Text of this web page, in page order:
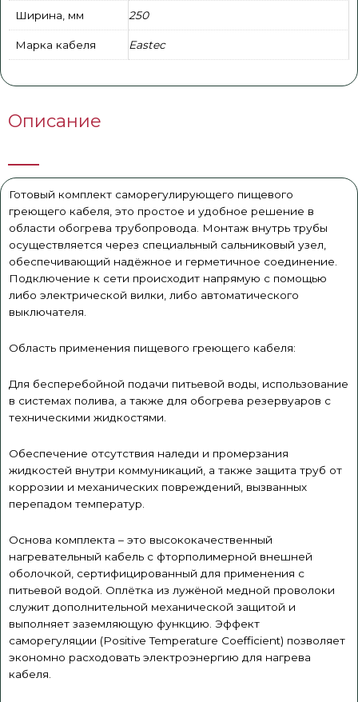
Ширина, мм 250
Марка кабеля Eastec
Описание
Готовый комплект саморегулирующего пищевого
греющего кабеля, это простое и удобное решение в
области обогрева трубопровода. Монтаж внутрь трубы
осуществляется через специальный сальниковый узел,
обеспечивающий надёжное и герметичное соединение.
Подключение к сети происходит напрямую с помощью
либо электрической вилки, либо автоматического
выключателя.
Область применения пищевого греющего кабеля:
Для бесперебойной подачи питьевой воды, использование
в системах полива, а также для обогрева резервуаров с
техническими жидкостями.
Обеспечение отсутствия наледи и промерзания
жидкостей внутри коммуникаций, а также защита труб от
коррозии и механических повреждений, вызванных
перепадом температур.
Основа комплекта – это высококачественный
нагревательный кабель c фторполимерной внешней
оболочкой, сертифицированный для применения с
питьевой водой. Оплётка из лужёной медной проволоки
служит дополнительной механической защитой и
выполняет заземляющую функцию. Эффект
саморегуляции (Positive Temperature Coefficient) позволяет
экономно расходовать электроэнергию для нагрева
кабеля.